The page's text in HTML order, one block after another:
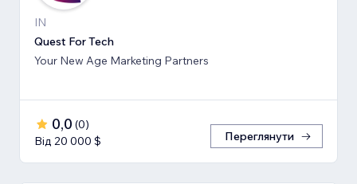
IN
Quest For Tech
Your New Age Marketing Partners
0,0 (0)
Від 20 000 $
Переглянути